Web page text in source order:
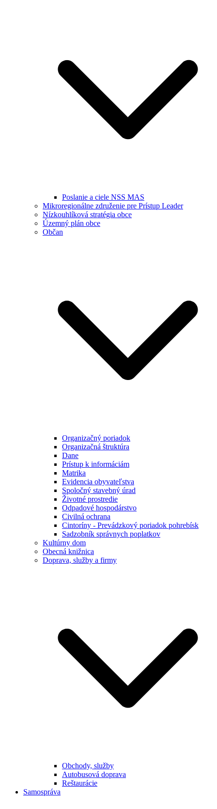
Poslanie a ciele NSS MAS
Mikroregionálne združenie pre Prístup Leader
Nízkouhlíková stratégia obce
Územný plán obce
Občan
Organizačný poriadok
Organizačná štruktúra
Dane
Prístup k informáciám
Matrika
Evidencia obyvateľstva
Spoločný stavebný úrad
Životné prostredie
Odpadové hospodárstvo
Civilná ochrana
Cintoríny - Prevádzkový poriadok pohrebísk
Sadzobník správnych poplatkov
Kultúrny dom
Obecná knižnica
Doprava, služby a firmy
Obchody, služby
Autobusová doprava
Reštaurácie
Samospráva